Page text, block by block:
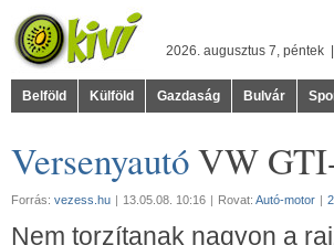
2026. augusztus 7, péntek |
Belföld Külföld Gazdaság Bulvár
VersenyautóVW
Forrás: vezess.hu | 13.05.08. 10:16 | Rovat: Autó-motor |
Nem torzítanak nagyon a